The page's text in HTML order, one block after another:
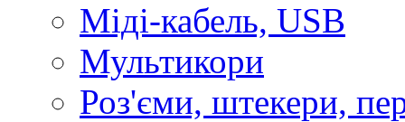
Міді-кабель, USB
Мультикори
Роз'єми, штекери,